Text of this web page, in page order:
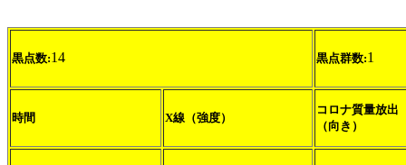
黒点数:14 黒点群数:1
時間 X線（強度）
コロナ質量放出
（向き）